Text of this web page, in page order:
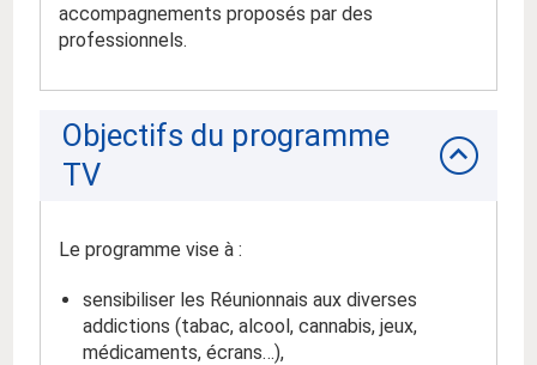
accompagnements proposés par des
professionnels.
Objectifs du programme
TV
Le programme vise à :
sensibiliser les Réunionnais aux diverses
addictions (tabac, alcool, cannabis, jeux,
médicaments, écrans…),